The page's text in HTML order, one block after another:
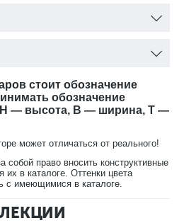
стоит обозначение
обозначение
H — высота, B — ширина, T —
может отличаться от реального!
собой право вносить конструктивные
их в каталоге. Оттенки цвета
с имеющимися в каталоге.